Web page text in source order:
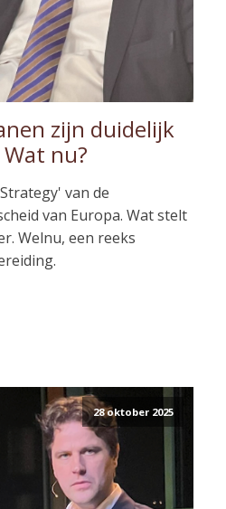
zijn duidelijk
nu?
van de
van Europa. Wat stelt
Welnu, een reeks
28 oktober 2025